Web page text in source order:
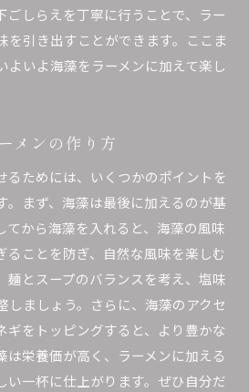
ごしらえを丁寧に行うことで、ラー
を引き出すことができます。ここま
よいよ海藻をラーメンに加えて楽し
メンの作り方
るためには、いくつかのポイントを
。まず、海藻は最後に加えるのが基
てから海藻を入れると、海藻の風味
ることを防ぎ、自然な風味を楽しむ
麺とスープのバランスを考え、塩味
しましょう。さらに、海藻のアクセ
ギをトッピングすると、より豊かな
は栄養価が高く、ラーメンに加える
い一杯に仕上がります。ぜひ自分だ